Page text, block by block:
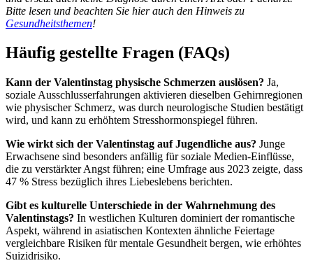
Bitte lesen und beachten Sie hier auch den Hinweis zu
Gesundheitsthemen!
Häufig gestellte Fragen (FAQs)
Kann der Valentinstag physische Schmerzen auslösen? Ja,
soziale Ausschlusserfahrungen aktivieren dieselben Gehirnregionen
wie physischer Schmerz, was durch neurologische Studien bestätigt
wird, und kann zu erhöhtem Stresshormonspiegel führen.
Wie wirkt sich der Valentinstag auf Jugendliche aus? Junge
Erwachsene sind besonders anfällig für soziale Medien-Einflüsse,
die zu verstärkter Angst führen; eine Umfrage aus 2023 zeigte, dass
47 % Stress bezüglich ihres Liebeslebens berichten.
Gibt es kulturelle Unterschiede in der Wahrnehmung des
Valentinstags? In westlichen Kulturen dominiert der romantische
Aspekt, während in asiatischen Kontexten ähnliche Feiertage
vergleichbare Risiken für mentale Gesundheit bergen, wie erhöhtes
Suizidrisiko.